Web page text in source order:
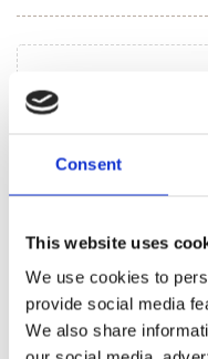
Consent
This website uses
We use cookies to
provide social media
We also share